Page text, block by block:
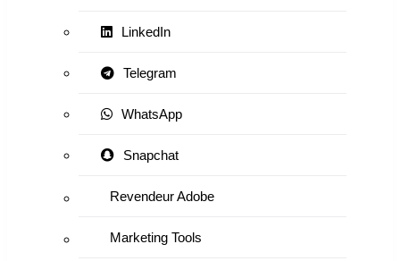
LinkedIn
Telegram
WhatsApp
Snapchat
Revendeur Adobe
Marketing Tools